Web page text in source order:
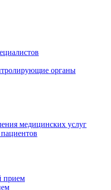
органы
медицинских услуг
прием